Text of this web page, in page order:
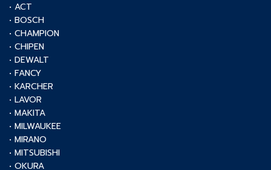
• ACT
• BOSCH
• CHAMPION
• CHIPEN
• DEWALT
• FANCY
• KARCHER
• LAVOR
• MAKITA
• MILWAUKEE
• MIRANO
• MITSUBISHI
• OKURA